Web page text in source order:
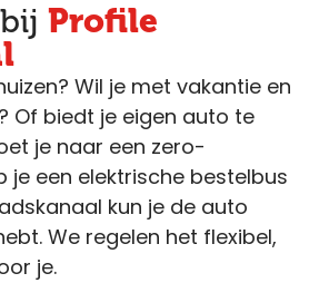
Profile
Wil je met vakantie en
Of biedt je eigen auto te
je naar een zero-
je een elektrische bestelbus
kun je de auto
We regelen het flexibel,
je.